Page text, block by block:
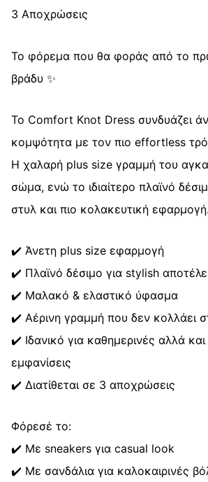
3 Αποχρώσεις
Το φόρεμα που θα φοράς από το
βράδυ ✨
Το Comfort Knot Dress συνδυάζει
κομψότητα με τον πιο effortless
Η χαλαρή plus size γραμμή του
σώμα, ενώ το ιδιαίτερο πλαϊνό
στυλ και πιο κολακευτική εφαρμογή.
✔️ Άνετη plus size εφαρμογή
✔️ Πλαϊνό δέσιμο για stylish
✔️ Μαλακό & ελαστικό ύφασμα
✔️ Αέρινη γραμμή που δεν κολλάει
✔️ Ιδανικό για καθημερινές αλλά
εμφανίσεις
✔️ Διατίθεται σε 3 αποχρώσεις
Φόρεσέ το:
✔️ Με sneakers για casual look
✔️ Με σανδάλια για καλοκαιρινές